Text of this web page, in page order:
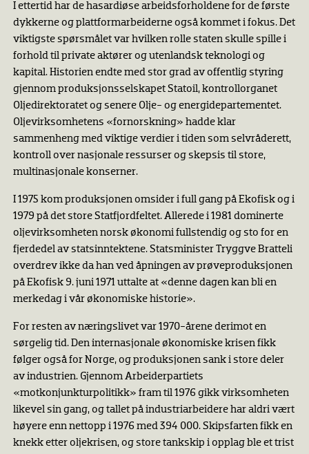
I ettertid har de hasardiøse arbeidsforholdene for de første
dykkerne og plattformarbeiderne også kommet i fokus. Det
viktigste spørsmålet var hvilken rolle staten skulle spille i
forhold til private aktører og utenlandsk teknologi og
kapital. Historien endte med stor grad av offentlig styring
gjennom produksjonsselskapet Statoil, kontrollorganet
Oljedirektoratet og senere Olje- og energidepartementet.
Oljevirksomhetens «fornorskning» hadde klar
sammenheng med viktige verdier i tiden som selvråderett,
kontroll over nasjonale ressurser og skepsis til store,
multinasjonale konserner.
I 1975 kom produksjonen omsider i full gang på Ekofisk og i
1979 på det store Statfjordfeltet. Allerede i 1981 dominerte
oljevirksomheten norsk økonomi fullstendig og sto for en
fjerdedel av statsinntektene. Statsminister Tryggve Bratteli
overdrev ikke da han ved åpningen av prøveproduksjonen
på Ekofisk 9. juni 1971 uttalte at «denne dagen kan bli en
merkedag i vår økonomiske historie».
For resten av næringslivet var 1970-årene derimot en
sørgelig tid. Den internasjonale økonomiske krisen fikk
følger også for Norge, og produksjonen sank i store deler
av industrien. Gjennom Arbeiderpartiets
«motkonjunkturpolitikk» fram til 1976 gikk virksomheten
likevel sin gang, og tallet på industriarbeidere har aldri vært
høyere enn nettopp i 1976 med 394 000. Skipsfarten fikk en
knekk etter oljekrisen, og store tankskip i opplag ble et trist